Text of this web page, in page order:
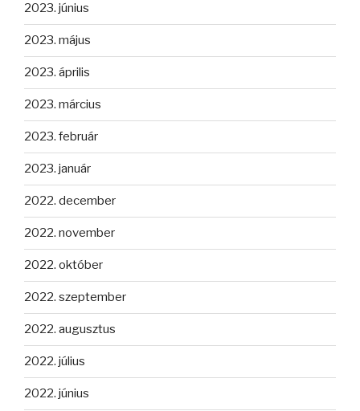
2023. június
2023. május
2023. április
2023. március
2023. február
2023. január
2022. december
2022. november
2022. október
2022. szeptember
2022. augusztus
2022. július
2022. június